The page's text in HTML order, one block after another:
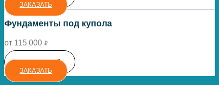
ЗАКАЗАТЬ
Фундаменты под купола
от 115 000 ₽
ПОДРОБНЕЕ
ЗАКАЗАТЬ